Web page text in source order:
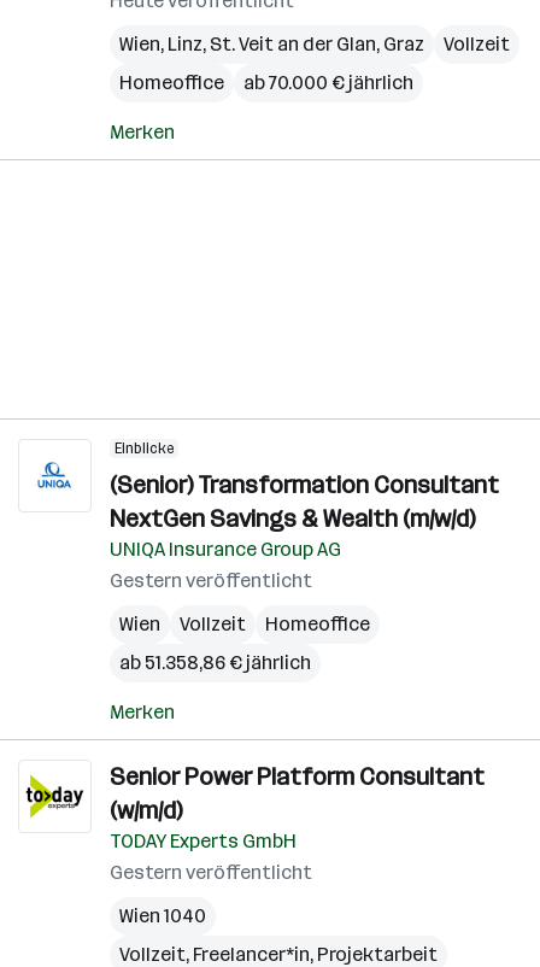
Wien, Linz, St. Veit an der Glan, Graz
Vollzeit
Homeoffice
ab 70.000 € jährlich
Merken
Einblicke
(Senior) Transformation Consultant
NextGen Savings & Wealth (m/w/d)
UNIQA Insurance Group AG
Gestern veröffentlicht
Wien
Vollzeit
Homeoffice
ab 51.358,86 € jährlich
Merken
Senior Power Platform Consultant
(w/m/d)
TODAY Experts GmbH
Gestern veröffentlicht
Wien 1040
Vollzeit, Freelancer*in, Projektarbeit